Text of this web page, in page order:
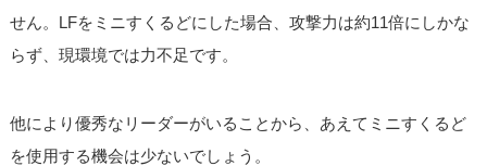
せん。LFをミニすくるどにした場合、攻撃力は約11倍にしかな
らず、現環境では力不足です。
他により優秀なリーダーがいることから、あえてミニすくるど
を使用する機会は少ないでしょう。